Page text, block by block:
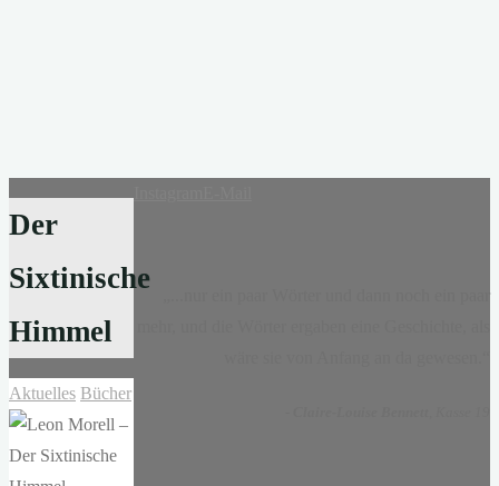
Der
Sixtinische
Himmel
Aktuelles Bücher